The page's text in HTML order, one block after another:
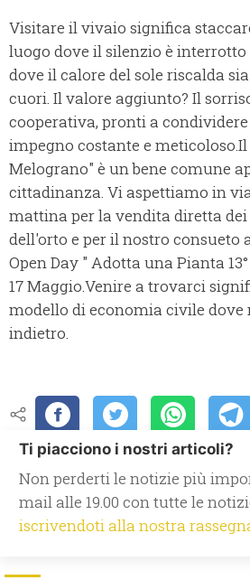
Visitare il vivaio significa
luogo dove il silenzio è interrotto
dove il calore del sole riscalda
cuori. Il valore aggiunto? Il
cooperativa, pronti a
impegno costante e
Melograno" è un bene comune
cittadinanza. Vi aspettiamo in
mattina per la vendita diretta
dell'orto e per il nostro consueto
Open Day " Adotta una Pianta
17 Maggio.Venire a trovarci
modello di economia civile dove
indietro.
Ti piacciono i nostri articoli?
Non perderti le notizie più
mail alle 19.00 con tutte le
iscrivendoti alla nostra